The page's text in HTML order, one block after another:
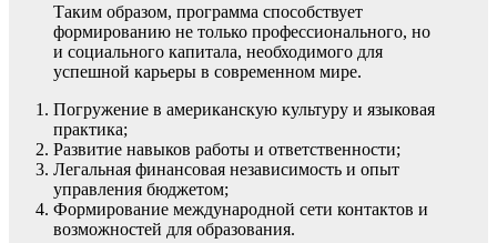
Таким образом, программа способствует
формированию не только профессионального, но
и социального капитала, необходимого для
успешной карьеры в современном мире.
Погружение в американскую культуру и языковая
практика;
Развитие навыков работы и ответственности;
Легальная финансовая независимость и опыт
управления бюджетом;
Формирование международной сети контактов и
возможностей для образования.